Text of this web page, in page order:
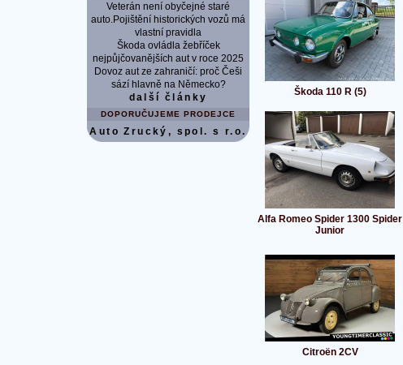
Veterán není obyčejné staré
auto.Pojištění historických vozů má
vlastní pravidla
Škoda ovládla žebříček
nejpůjčovanějších aut v roce 2025
Dovoz aut ze zahraničí: proč Češi
sází hlavně na Německo?
další články
DOPORUČUJEME PRODEJCE
Auto Zrucký, spol. s r.o.
Škoda 110 R (5)
Alfa Romeo Spider 1300 Spider
Junior
Citroën 2CV